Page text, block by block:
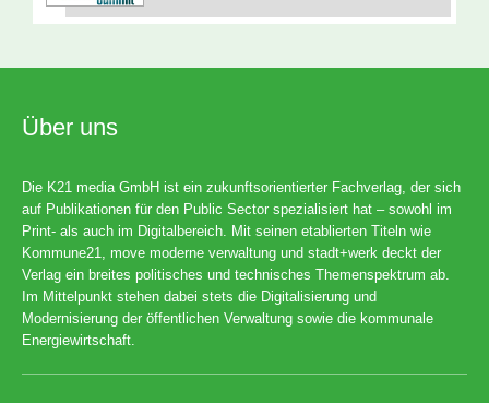
Über uns
Die K21 media GmbH ist ein zukunftsorientierter Fachverlag, der sich
auf Publikationen für den Public Sector spezialisiert hat – sowohl im
Print- als auch im Digitalbereich. Mit seinen etablierten Titeln wie
Kommune21, move moderne verwaltung und stadt+werk deckt der
Verlag ein breites politisches und technisches Themenspektrum ab.
Im Mittelpunkt stehen dabei stets die Digitalisierung und
Modernisierung der öffentlichen Verwaltung sowie die kommunale
Energiewirtschaft.